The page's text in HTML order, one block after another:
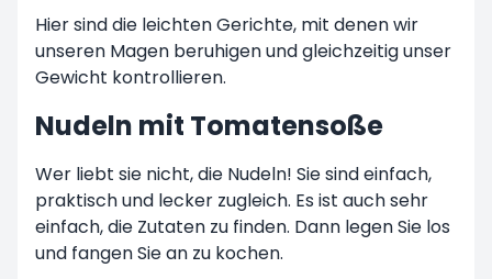
Hier sind die leichten Gerichte, mit denen wir
unseren Magen beruhigen und gleichzeitig unser
Gewicht kontrollieren.
Nudeln mit Tomatensoße
Wer liebt sie nicht, die Nudeln! Sie sind einfach,
praktisch und lecker zugleich. Es ist auch sehr
einfach, die Zutaten zu finden. Dann legen Sie los
und fangen Sie an zu kochen.